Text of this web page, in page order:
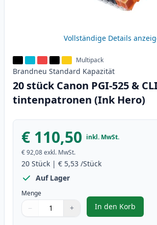
Vollständige Details
Multipack
Brandneu Standard Kapazität
20 stück Canon PGI-525 &
tintenpatronen (Ink Hero)
€ 110,50 inkl. MwSt.
€ 92,08exkl. MwSt.
20 Stück | € 5,53 /Stück
Auf Lager
Menge
Verwenden Sie die Tasten, um
− +
1
In den Korb
, 20 stück